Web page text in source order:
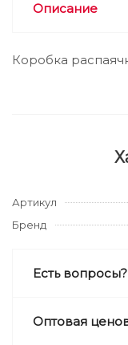
Описание
Коробка
Артикул
Бренд
Есть вопросы?
Оптовая